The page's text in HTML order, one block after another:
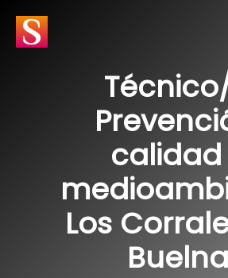
contenido
calidad
Los
Buelna